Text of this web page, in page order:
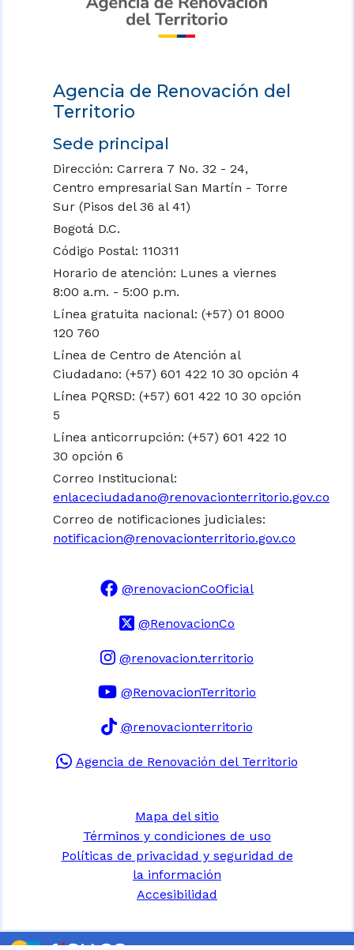
Agencia de Renovación del
Territorio
Sede principal
Dirección: Carrera 7 No. 32 - 24,
Centro empresarial San Martín - Torre
Sur (Pisos del 36 al 41)
Bogotá D.C.
Código Postal: 110311
Horario de atención: Lunes a viernes
8:00 a.m. - 5:00 p.m.
Línea gratuita nacional: (+57) 01 8000
120 760
Línea de Centro de Atención al
Ciudadano: (+57) 601 422 10 30 opción 4
Línea PQRSD: (+57) 601 422 10 30 opción
5
Línea anticorrupción: (+57) 601 422 10
30 opción 6
Correo Institucional:
enlaceciudadano@renovacionterritorio.gov.co
Correo de notificaciones judiciales:
notificacion@renovacionterritorio.gov.co
@renovacionCoOficial
@RenovacionCo
@renovacion.territorio
@RenovacionTerritorio
@renovacionterritorio
Agencia de Renovación del Territorio
Mapa del sitio
Términos y condiciones de uso
Políticas de privacidad y seguridad de
la información
Accesibilidad